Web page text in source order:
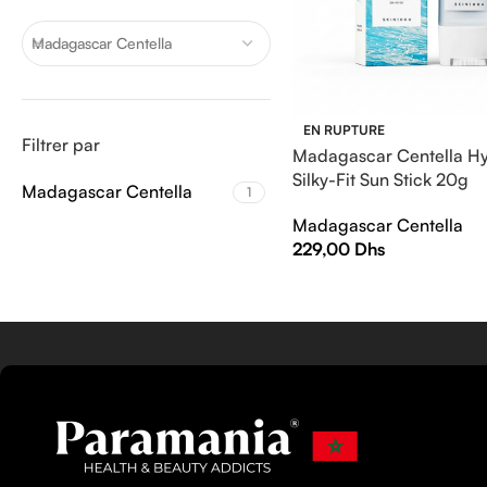
Madagascar Centella
Filtrer par
Madagascar Centella 1
EN RUPTURE
Madagascar Centella
Silky-Fit Sun Stick 20g
Madagascar Centella
229,00 Dhs